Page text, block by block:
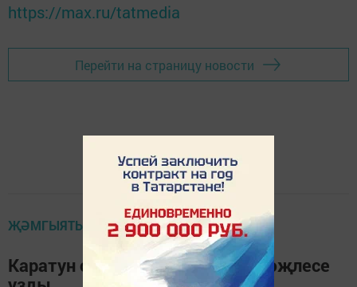
https://max.ru/tatmedia
Перейти на страницу новости
ҖӘМГЫЯТЬ ҺӘМ БЕЗ
Каратун станциясендә ифтар мәҗлесе